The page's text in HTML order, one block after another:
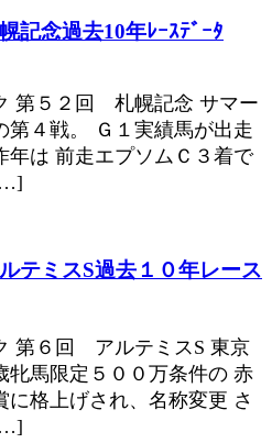
記念過去10年ﾚｰｽﾃﾞｰﾀ
第５２回 札幌記念 サマー
第４戦。 Ｇ１実績馬が出走
年は 前走エプソムＣ３着で
テミスS過去１０年レース
第６回 アルテミスS 東京
牝馬限定５００万条件の 赤
に格上げされ、名称変更 さ